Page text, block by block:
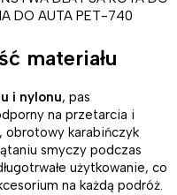
materiału
i nylonu, pas
na przetarcia i
obrotowy karabińczyk
smyczy podczas
użytkowanie, co
na każdą podróż.